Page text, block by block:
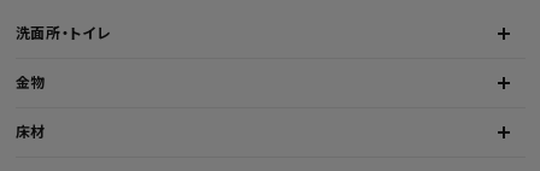
洗面所・トイレ
金物
床材